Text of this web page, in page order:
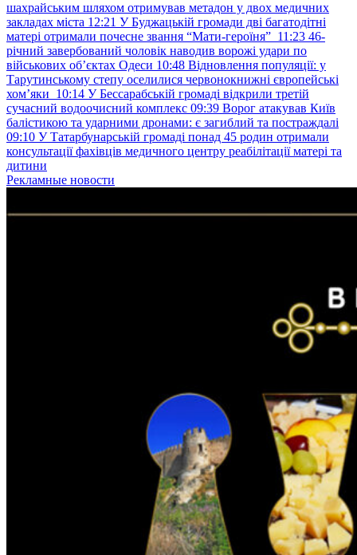
шахрайським шляхом отримував метадон у двох медичних
закладах міста 12:21 У Буджацькій громади дві багатодітні
матері отримали почесне звання “Мати-героїня” 11:23 46-
річний завербований чоловік наводив ворожі удари по
військових обʼєктах Одеси 10:48 Відновлення популяції: у
Тарутинському степу оселилися червонокнижні європейські
хом’яки 10:14 У Бессарабській громаді відкрили третій
сучасний водоочисний комплекс 09:39 Ворог атакував Київ
балістикою та ударними дронами: є загиблий та постраждалі
09:10 У Татарбунарській громаді понад 45 родин отримали
консультації фахівців медичного центру реабілітації матері та
дитини
Рекламные новости